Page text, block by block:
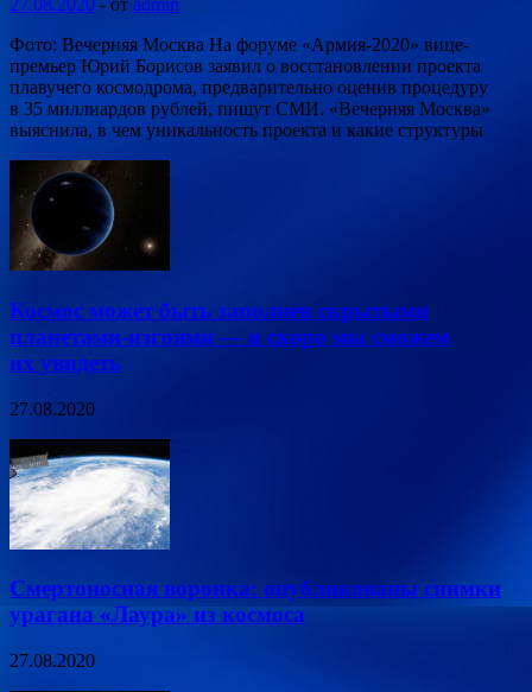
27.08.2020 - от admin
Фото: Вечерняя Москва На форуме «Армия-2020» вице-
премьер Юрий Борисов заявил о восстановлении проекта
плавучего космодрома, предварительно оценив процедуру
в 35 миллиардов рублей, пишут СМИ. «Вечерняя Москва»
выяснила, в чем уникальность проекта и какие структуры
Космос может быть заполнен скрытыми
планетами-изгоями — и скоро мы сможем
их увидеть
27.08.2020
Смертоносная воронка: опубликованы снимки
урагана «Лаура» из космоса
27.08.2020